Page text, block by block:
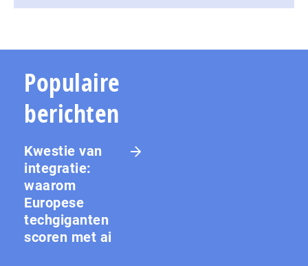
Populaire
berichten
Kwestie van
integratie:
waarom
Europese
techgiganten
scoren met ai